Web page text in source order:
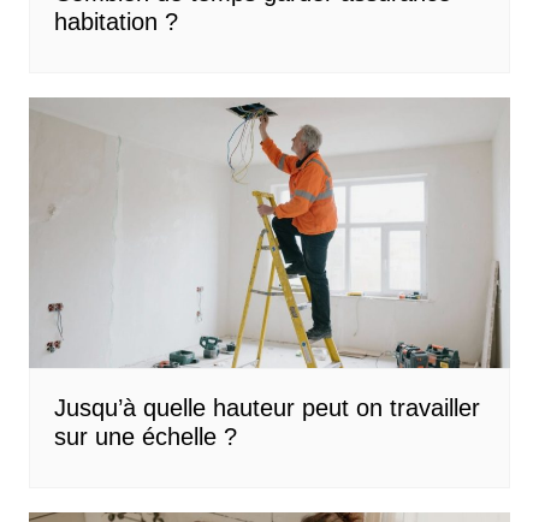
habitation ?
Jusqu’à quelle hauteur peut on travailler
sur une échelle ?